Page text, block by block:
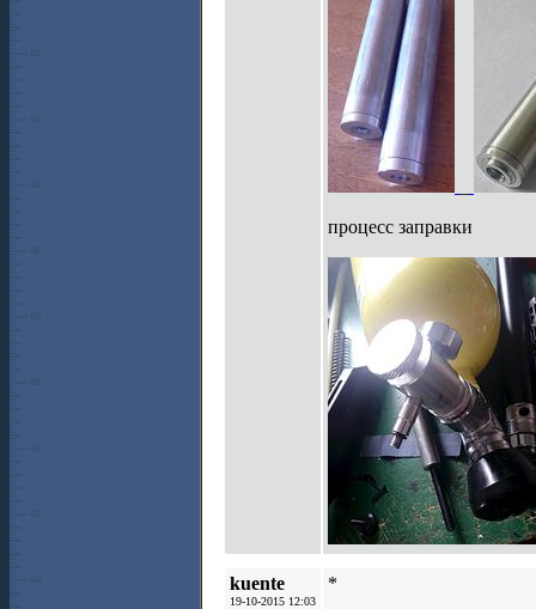
процесс заправки
kuente
19-10-2015 12:03
*